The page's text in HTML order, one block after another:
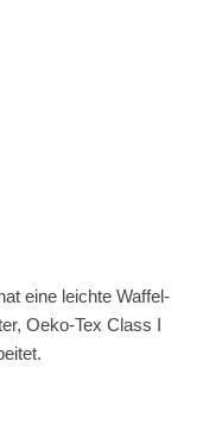
eine leichte Waffel-
Oeko-Tex Class I